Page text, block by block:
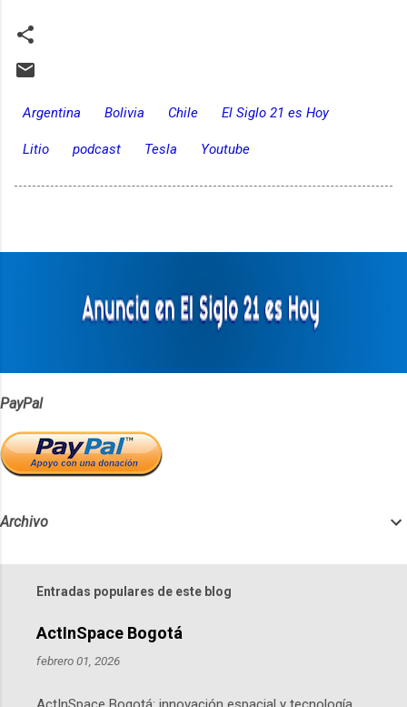
Argentina Bolivia Chile El Siglo 21 es Hoy
Litio podcast Tesla Youtube
PayPal
Archivo
Entradas populares de este blog
ActInSpace Bogotá
febrero 01, 2026